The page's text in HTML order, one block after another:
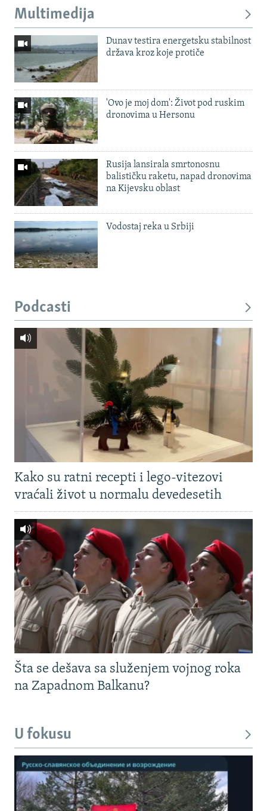
Multimedija
Dunav testira energetsku stabilnost
država kroz koje protiče
'Ovo je moj dom': Život pod ruskim
dronovima u Hersonu
Rusija lansirala smrtonosnu
balističku raketu, napad dronovima
na Kijevsku oblast
Vodostaj reka u Srbiji
Podcasti
Kako su ratni recepti i lego-vitezovi
vraćali život u normalu devedesetih
Šta se dešava sa služenjem vojnog roka
na Zapadnom Balkanu?
U fokusu